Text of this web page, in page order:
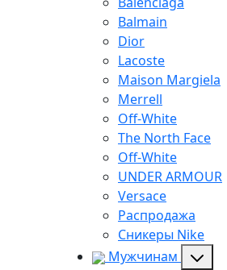
Balmain
Dior
Lacoste
Maison Margiela
Merrell
Off-White
The North Face
Off-White
UNDER ARMOUR
Versace
Распродажа
Сникеры Nike
Мужчинам